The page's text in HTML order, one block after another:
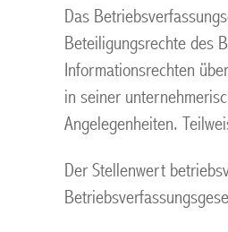
Das
Beteiligungsrechte des
Informationsrechten
in seiner
Angelegenheiten.
Der Stellenwert